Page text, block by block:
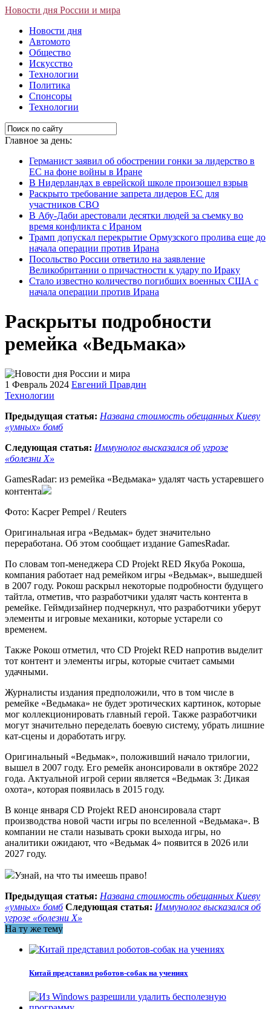
Новости дня России и мира
Новости дня
Автомото
Общество
Искусство
Технологии
Политика
Спонсоры
Технологии
Главное за день:
Германист заявил об обострении гонки за лидерство в
ЕС на фоне войны в Иране
В Нидерландах в еврейской школе произошел взрыв
Раскрыто требование запрета лидеров ЕС для
участников СВО
В Абу-Даби арестовали десятки людей за съемку во
время конфликта с Ираном
Трамп допускал перекрытие Ормузского пролива еще до
начала операции против Ирана
Посольство России ответило на заявление
Великобритании о причастности к удару по Ираку
Стало известно количество погибших военных США с
начала операции против Ирана
Раскрыты подробности
ремейка «Ведьмака»
1 Февраль 2024 Евгений Правдин
Технологии
Предыдущая статья: Названа стоимость обещанных Киеву
«умных» бомб
Следующая статья: Иммунолог высказался об угрозе
«болезни Х»
GamesRadar: из ремейка «Ведьмака» удалят часть устаревшего
контента
Фото: Kacper Pempel / Reuters
Оригинальная игра «Ведьмак» будет значительно
переработана. Об этом сообщает издание GamesRadar.
По словам топ-менеджера CD Projekt RED Якуба Рокоша,
компания работает над ремейком игры «Ведьмак», вышедшей
в 2007 году. Рокош раскрыл некоторые подробности будущего
тайтла, отметив, что разработчики удалят часть контента в
ремейке. Геймдизайнер подчеркнул, что разработчики уберут
элементы и игровые механики, которые устарели со
временем.
Также Рокош отметил, что CD Projekt RED напротив выделит
тот контент и элементы игры, которые считает самыми
удачными.
Журналисты издания предположили, что в том числе в
ремейке «Ведьмака» не будет эротических картинок, которые
мог коллекционировать главный герой. Также разработчики
могут значительно переделать боевую систему, убрать лишние
кат-сцены и доработать игру.
Оригинальный «Ведьмак», положивший начало трилогии,
вышел в 2007 году. Его ремейк анонсировали в октябре 2022
года. Актуальной игрой серии является «Ведьмак 3: Дикая
охота», которая появилась в 2015 году.
В конце января CD Projekt RED анонсировала старт
производства новой части игры по вселенной «Ведьмака». В
компании не стали называть сроки выхода игры, но
аналитики ожидают, что «Ведьмак 4» появится в 2026 или
2027 году.
Узнай, на что ты имеешь право!
Предыдущая статья: Названа стоимость обещанных Киеву
«умных» бомб Следующая статья: Иммунолог высказался об
угрозе «болезни Х»
На ту же тему
Китай представил роботов-собак на учениях